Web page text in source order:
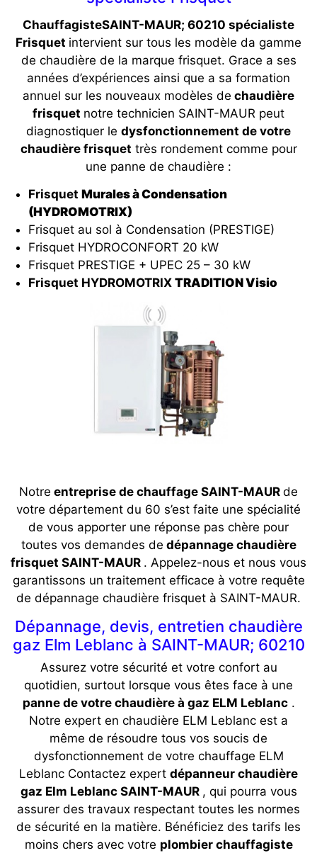
ChauffagisteSAINT-MAUR; 60210 spécialiste
Frisquet intervient sur tous les modèle da gamme
de chaudière de la marque frisquet. Grace a ses
années d’expériences ainsi que a sa formation
annuel sur les nouveaux modèles de chaudière
frisquet notre technicien SAINT-MAUR peut
diagnostiquer le dysfonctionnement de votre
chaudière frisquet très rondement comme pour
une panne de chaudière :
Frisquet Murales à Condensation
(HYDROMOTRIX)
Frisquet au sol à Condensation (PRESTIGE)
Frisquet HYDROCONFORT 20 kW
Frisquet PRESTIGE + UPEC 25 – 30 kW
Frisquet HYDROMOTRIX TRADITION Visio
Notre entreprise de chauffage SAINT-MAUR de
votre département du 60 s’est faite une spécialité
de vous apporter une réponse pas chère pour
toutes vos demandes de dépannage chaudière
frisquet SAINT-MAUR . Appelez-nous et nous vous
garantissons un traitement efficace à votre requête
de dépannage chaudière frisquet à SAINT-MAUR.
Dépannage, devis, entretien chaudière
gaz Elm Leblanc à SAINT-MAUR; 60210
Assurez votre sécurité et votre confort au
quotidien, surtout lorsque vous êtes face à une
panne de votre chaudière à gaz ELM Leblanc.
Notre expert en chaudière ELM Leblanc est a
même de résoudre tous vos soucis de
dysfonctionnement de votre chauffage ELM
Leblanc Contactez expert dépanneur chaudière
gaz Elm Leblanc SAINT-MAUR , qui pourra vous
assurer des travaux respectant toutes les normes
de sécurité en la matière. Bénéficiez des tarifs les
moins chers avec votre plombier chauffagiste